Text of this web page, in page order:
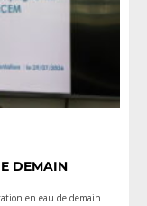
DEMAIN
en eau de demain